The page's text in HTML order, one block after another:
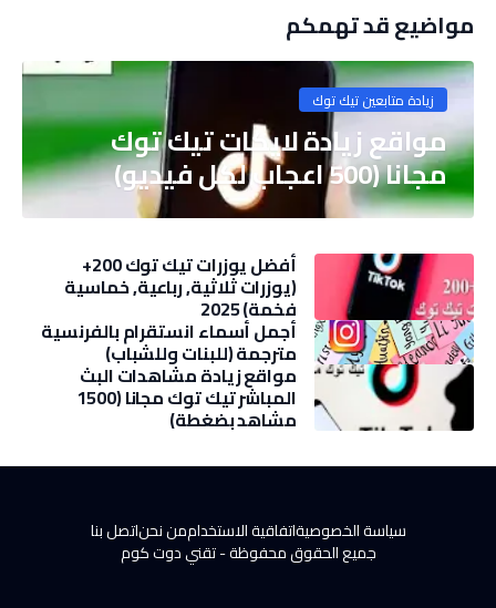
مواضيع قد تهمكم
زيادة متابعين تيك توك
مواقع زيادة لايكات تيك توك
مجانا (500 اعجاب لكل فيديو)
أفضل يوزرات تيك توك 200+
(يوزرات ثلاثية, رباعية, خماسية
فخمة) 2025
أجمل أسماء انستقرام بالفرنسية
مترجمة (للبنات وللشباب)
مواقع زيادة مشاهدات البث
المباشر تيك توك مجانا (1500
مشاهد بضغطة)
جميع الحقوق محفوظة -تقني دوت كوم
سياسة الخصوصيةاتفاقية الاستخداممن نحناتصل بنا